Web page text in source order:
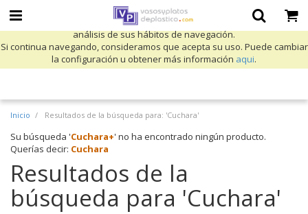
Utilizamos cookies propias y de terceros para mejorar nuestros servicios
y mostrarle publicidad relacionada con sus preferencias mediante el
análisis de sus hábitos de navegación.
Si continua navegando, consideramos que acepta su uso. Puede cambiar
la configuración u obtener más información aqui.
Inicio Resultados de la búsqueda para: 'Cuchara'
Su búsqueda 'Cuchara+' no ha encontrado ningún producto.
Querías decir: Cuchara
Resultados de la
búsqueda para 'Cuchara'